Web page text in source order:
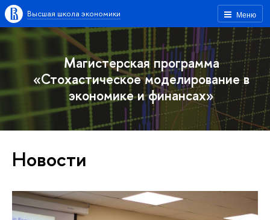
Меню
Высшая школа экономики
Магистерская программа
«Стохастическое моделирование в
экономике и финансах»
Новости